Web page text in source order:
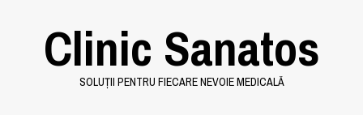
Clinic Sanatos
SOLUȚII PENTRU FIECARE NEVOIE MEDICALĂ